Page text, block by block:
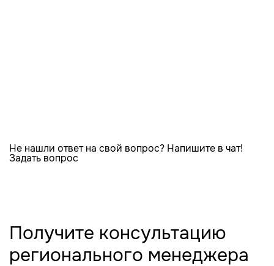
Не нашли ответ на свой вопрос? Напишите в чат!
Задать вопрос
Получите консультацию
регионального менеджера